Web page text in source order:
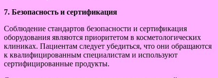
7. Безопасность и сертификация
Соблюдение стандартов безопасности и сертификация
оборудования являются приоритетом в косметологических
клиниках. Пациентам следует убедиться, что они обращаются
к квалифицированным специалистам и используют
сертифицированные продукты.